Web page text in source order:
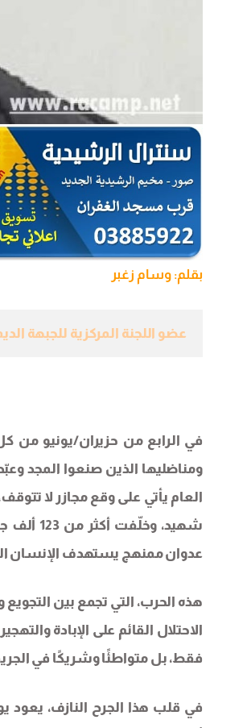
بقلم: وسام زغبر
عضو اللجنة المركزية للجبهة
في الرابع من حزيران/يونيو من
ومناضليها الذين صنعوا المجد
عدوان ممنهج يستهدف الإنسان
هذه الحرب، التي تجمع بين
الاحتلال القائم على الإبادة
فقط، بل متواطئًا وشريكًا في
في قلب هذا الجرح النازف، يعود